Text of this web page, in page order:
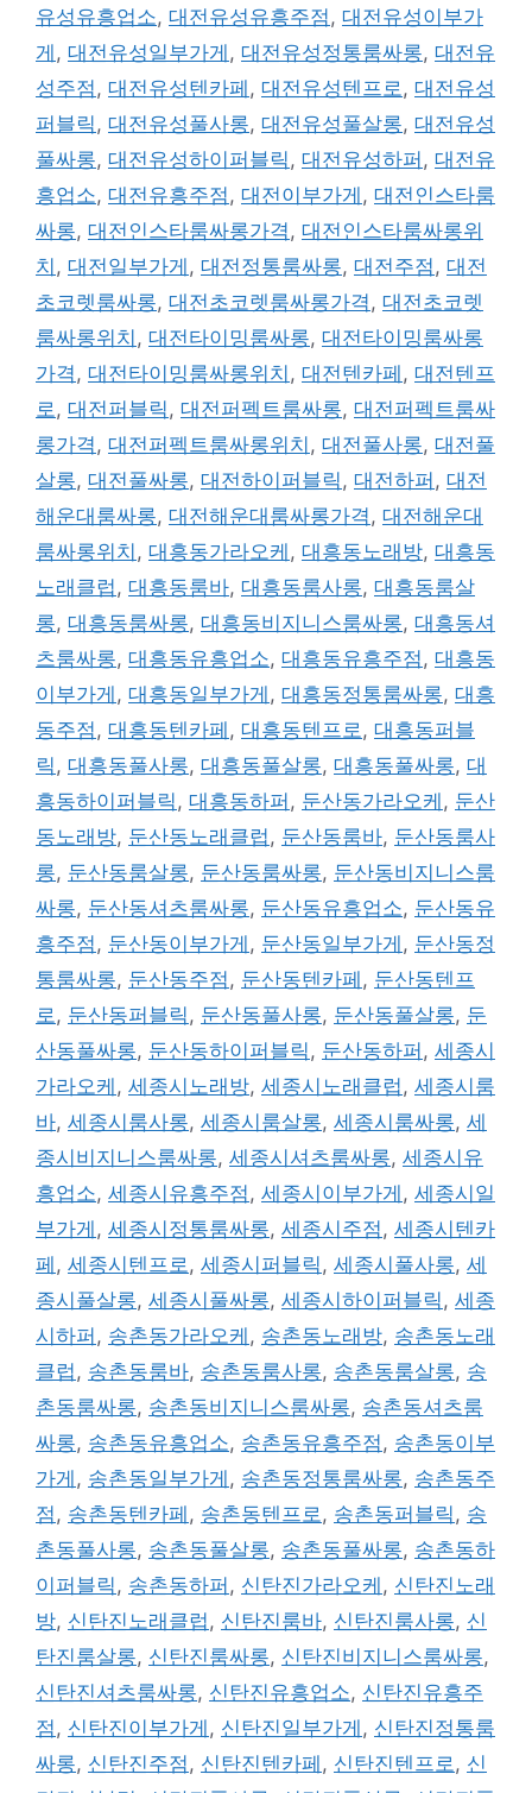
유성유흥업소, 대전유성유흥주점 , 대전유성이부가
게 , 대전유성일부가게 , 대전유성정통룸싸롱, 대전유
성주점 , 대전유성텐카페 , 대전유성텐프로 , 대전유성
퍼블릭 , 대전유성풀사롱, 대전유성풀살롱, 대전유성
풀싸롱, 대전유성하이퍼블릭 , 대전유성하퍼 , 대전유
흥업소, 대전유흥주점 , 대전이부가게 , 대전인스타룸
싸롱, 대전인스타룸싸롱가격 , 대전인스타룸싸롱위
치 , 대전일부가게 , 대전정통룸싸롱, 대전주점 , 대전
초코렛룸싸롱, 대전초코렛룸싸롱가격 , 대전초코렛
룸싸롱위치 , 대전타이밍룸싸롱, 대전타이밍룸싸롱
가격 , 대전타이밍룸싸롱위치 , 대전텐카페 , 대전텐프
로 , 대전퍼블릭 , 대전퍼펙트룸싸롱, 대전퍼펙트룸싸
롱가격 , 대전퍼펙트룸싸롱위치 , 대전풀사롱, 대전풀
살롱, 대전풀싸롱, 대전하이퍼블릭 , 대전하퍼 , 대전
해운대룸싸롱, 대전해운대룸싸롱가격 , 대전해운대
룸싸롱위치 , 대흥동가라오케 , 대흥동노래방, 대흥동
노래클럽 , 대흥동룸바, 대흥동룸사롱, 대흥동룸살
롱, 대흥동룸싸롱, 대흥동비지니스룸싸롱, 대흥동셔
츠룸싸롱, 대흥동유흥업소, 대흥동유흥주점 , 대흥동
이부가게 , 대흥동일부가게 , 대흥동정통룸싸롱, 대흥
동주점 , 대흥동텐카페 , 대흥동텐프로 , 대흥동퍼블
릭 , 대흥동풀사롱, 대흥동풀살롱, 대흥동풀싸롱, 대
흥동하이퍼블릭 , 대흥동하퍼 , 둔산동가라오케 , 둔산
동노래방, 둔산동노래클럽 , 둔산동룸바, 둔산동룸사
롱, 둔산동룸살롱, 둔산동룸싸롱, 둔산동비지니스룸
싸롱, 둔산동셔츠룸싸롱, 둔산동유흥업소, 둔산동유
흥주점 , 둔산동이부가게 , 둔산동일부가게 , 둔산동정
통룸싸롱, 둔산동주점 , 둔산동텐카페 , 둔산동텐프
로 , 둔산동퍼블릭 , 둔산동풀사롱, 둔산동풀살롱, 둔
산동풀싸롱, 둔산동하이퍼블릭 , 둔산동하퍼 , 세종시
가라오케 , 세종시노래방, 세종시노래클럽 , 세종시룸
바, 세종시룸사롱, 세종시룸살롱, 세종시룸싸롱, 세
종시비지니스룸싸롱, 세종시셔츠룸싸롱, 세종시유
흥업소, 세종시유흥주점 , 세종시이부가게 , 세종시일
부가게 , 세종시정통룸싸롱, 세종시주점 , 세종시텐카
페 , 세종시텐프로 , 세종시퍼블릭 , 세종시풀사롱, 세
종시풀살롱, 세종시풀싸롱, 세종시하이퍼블릭 , 세종
시하퍼 , 송촌동가라오케 , 송촌동노래방, 송촌동노래
클럽 , 송촌동룸바, 송촌동룸사롱, 송촌동룸살롱, 송
촌동룸싸롱, 송촌동비지니스룸싸롱, 송촌동셔츠룸
싸롱, 송촌동유흥업소, 송촌동유흥주점 , 송촌동이부
가게 , 송촌동일부가게 , 송촌동정통룸싸롱, 송촌동주
점 , 송촌동텐카페 , 송촌동텐프로 , 송촌동퍼블릭 , 송
촌동풀사롱, 송촌동풀살롱, 송촌동풀싸롱, 송촌동하
이퍼블릭 , 송촌동하퍼 , 신탄진가라오케 , 신탄진노래
방, 신탄진노래클럽 , 신탄진룸바, 신탄진룸사롱, 신
탄진룸살롱, 신탄진룸싸롱, 신탄진비지니스룸싸롱,
신탄진셔츠룸싸롱, 신탄진유흥업소, 신탄진유흥주
점 , 신탄진이부가게 , 신탄진일부가게 , 신탄진정통룸
싸롱, 신탄진주점 , 신탄진텐카페 , 신탄진텐프로 , 신